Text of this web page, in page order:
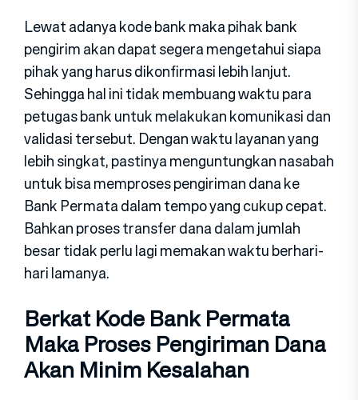
Lewat adanya kode bank maka pihak bank
pengirim akan dapat segera mengetahui siapa
pihak yang harus dikonfirmasi lebih lanjut.
Sehingga hal ini tidak membuang waktu para
petugas bank untuk melakukan komunikasi dan
validasi tersebut. Dengan waktu layanan yang
lebih singkat, pastinya menguntungkan nasabah
untuk bisa memproses pengiriman dana ke
Bank Permata dalam tempo yang cukup cepat.
Bahkan proses transfer dana dalam jumlah
besar tidak perlu lagi memakan waktu berhari-
hari lamanya.
Berkat Kode Bank Permata
Maka Proses Pengiriman Dana
Akan Minim Kesalahan